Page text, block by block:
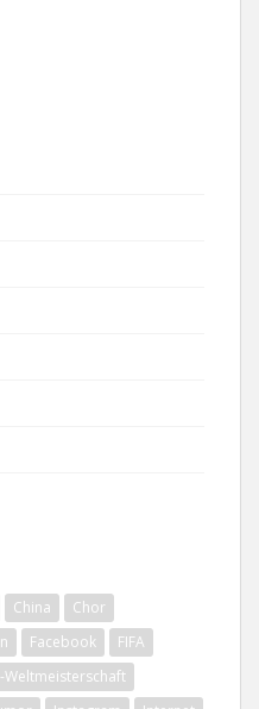
China
Chor
Facebook
FIFA
Weltmeisterschaft